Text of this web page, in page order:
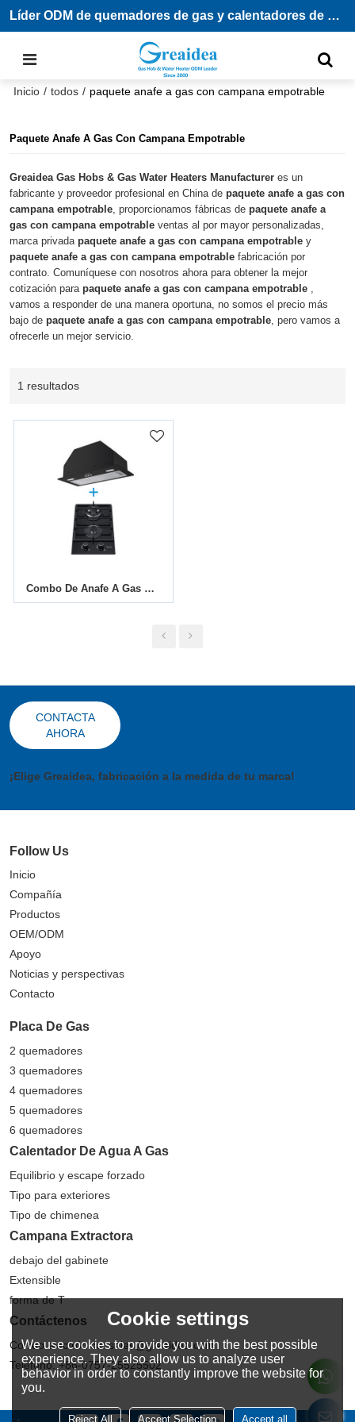
Líder ODM de quemadores de gas y calentadores de agua
Inicio / todos / paquete anafe a gas con campana empotrable
Paquete Anafe A Gas Con Campana Empotrable
Greaidea Gas Hobs & Gas Water Heaters Manufacturer es un
fabricante y proveedor profesional en China depaquete anafe a gas con
campana empotrable , proporcionamos fábricas depaquete anafe a
gas con campana empotrable ventas al por mayor personalizadas,
marca privadapaquete anafe a gas con campana empotrable y
paquete anafe a gas con campana empotrable fabricación por
contrato. Comuníquese con nosotros ahora para obtener la mejor
cotización parapaquete anafe a gas con campana empotrable
vamos a responder de una manera oportuna, no somos el precio más
bajo depaquete anafe a gas con campana empotrable , pero vamos a
ofrecerle un mejor servicio.
1 resultados
Combo De Anafe A Gas De 2 Quemadores Y Campana Empotrable B | Set ODM Compacto De Cocina
CONTACTA
AHORA
¡Elige Greaidea, fabricación a la medida de tu marca!
Follow Us
Inicio
Compañía
Productos
OEM/ODM
Apoyo
Noticias y perspectivas
Contacto
Placa De Gas
2 quemadores
3 quemadores
4 quemadores
5 quemadores
6 quemadores
Calentador De Agua A Gas
Equilibrio y escape forzado
Tipo para exteriores
Tipo de chimenea
Campana Extractora
debajo del gabinete
Extensible
forma de T
Contáctenos
Correo electrónico: sales@greaidea.com
Teléfono: +86-0757-25525502
Cookie settings
We use cookies to provide you with the best possible
experience. They also allow us to analyze user
behavior in order to constantly improve the website for
you.
Reject All Accept Selection Accept all